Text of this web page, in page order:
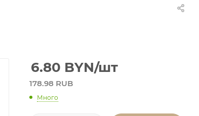
6.80 BYN/шт
178.98 RUB
Много